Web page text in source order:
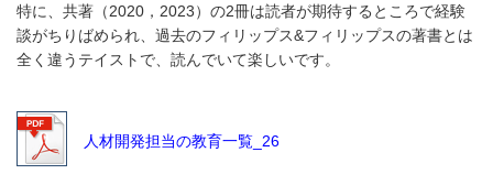
特に、共著（2020，2023）の2冊は読者が期待するところで経験
談がちりばめられ、過去のフィリップス&フィリップスの著書とは
全く違うテイストで、読んでいて楽しいです。
人材開発担当の教育一覧_26